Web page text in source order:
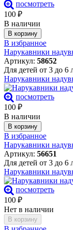
посмотреть
100 ₽
В наличии
В корзину
В избранное
Нарукавники
Артикул: 58652
Для детей от 3 до 6
Нарукавники
посмотреть
100 ₽
В наличии
В корзину
В избранное
Нарукавники
Артикул: 56651
Для детей от 3 до 6
Нарукавники
посмотреть
100 ₽
Нет в наличии
В корзину